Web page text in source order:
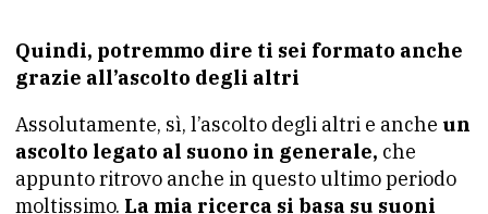
Quindi, potremmo dire ti sei formato anche
grazie all’ascolto degli altri
Assolutamente, sì, l’ascolto degli altri e anche un
ascolto legato al suono in generale, che
appunto ritrovo anche in questo ultimo periodo
moltissimo. La mia ricerca si basa su suoni